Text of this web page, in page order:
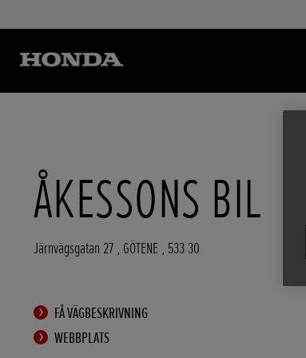
ÅKESSONS BIL
Järnvägsgatan 27 , GÖTENE , 533 30
FÅ VÄGBESKRIVNING
WEBBPLATS